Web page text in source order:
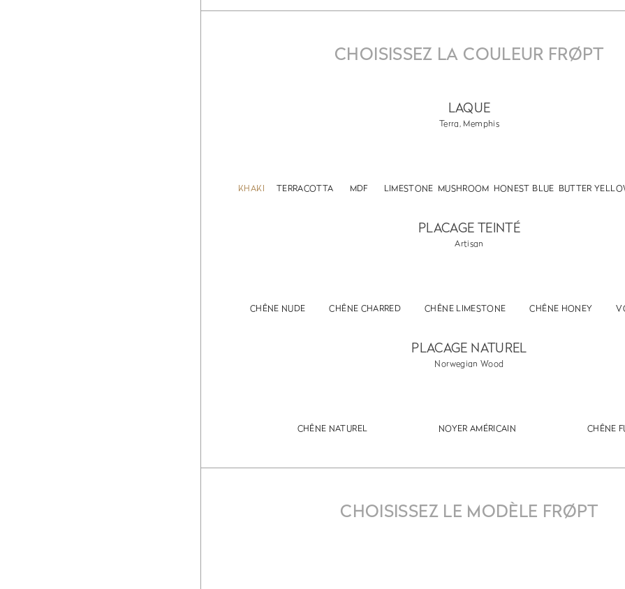
CHOISISSEZ LA COULEUR FRØPT
LAQUE
Terra, Memphis
KHAKI TERRACOTTA MDF LIMESTONE MUSHROOM HONEST BLUE BUTTER
PLACAGE TEINTÉ
Artisan
CHÊNE NUDE CHÊNE CHARRED CHÊNE LIMESTONE CHÊNE HONEY
PLACAGE NATUREL
Norwegian Wood
CHÊNE NATUREL NOYER AMÉRICAIN CHÊNE
CHOISISSEZ LE MODÈLE FRØPT